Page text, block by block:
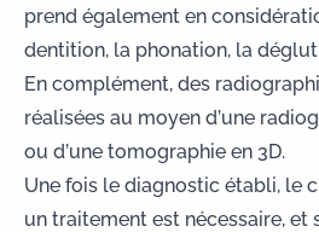
prend également en
dentition, la phonation, la
En complément, des
réalisées au moyen d’une
ou d’une tomographie en 3D.
Une fois le diagnostic établi, le
un traitement est nécessaire, et